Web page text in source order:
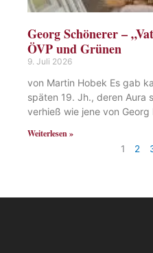
Georg Schönerer –
ÖVP und Grünen
9. Juli 2026
von Martin Hobek Es gab
späten 19. Jh., deren Aura
verhieß wie jene von Georg
Weiterlesen »
1 2